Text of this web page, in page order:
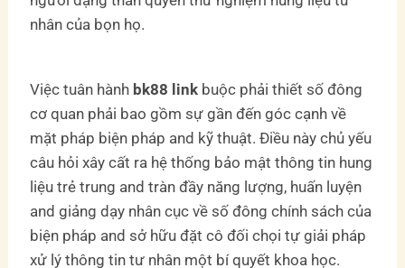
nhân của bọn họ.
Việc tuân hành bk88 link buộc phải thiết số đông
cơ quan phải bao gồm sự gần đến góc cạnh về
mặt pháp biện pháp and kỹ thuật. Điều này chủ yếu
câu hỏi xây cất ra hệ thống bảo mật thông tin hung
liệu trẻ trung and tràn đầy năng lượng, huấn luyện
and giảng dạy nhân cục về số đông chính sách của
biện pháp and sở hữu đặt cô đối chọi tự giải pháp
xử lý thông tin tư nhân một bí quyết khoa học.